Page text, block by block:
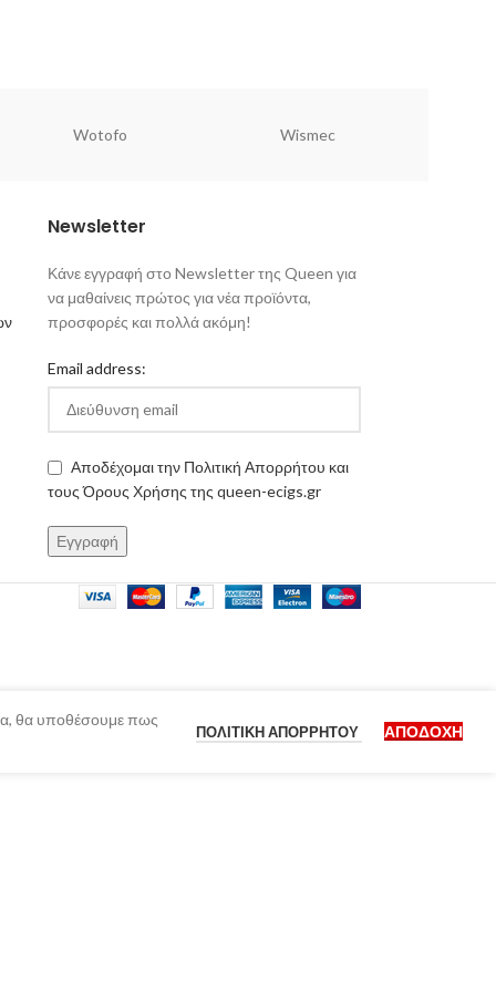
Wotofo Wismec
Newsletter
Κάνε εγγραφή στο Newsletter της Queen για
να μαθαίνεις πρώτος για νέα προϊόντα,
προσφορές και πολλά ακόμη!
Email address:
Αποδέχομαι την Πολιτική Απορρήτου και
τους Όρους Χρήσης της queen-ecigs.gr
θα υποθέσουμε πως
ΠΟΛΙΤΙΚΉ ΑΠΟΡΡΉΤΟΥ ΑΠΟΔΟΧΉ